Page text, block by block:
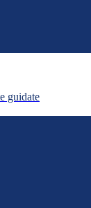
guidate